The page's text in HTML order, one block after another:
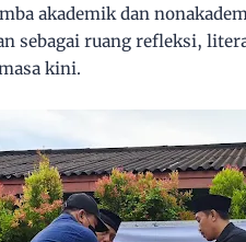
akademik dan
sebagai ruang refleksi,
kini.